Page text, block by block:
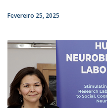
Fevereiro 25, 2025